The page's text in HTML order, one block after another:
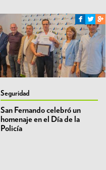
Seguridad
San Fernando celebró un
homenaje en el Día de la
Policía